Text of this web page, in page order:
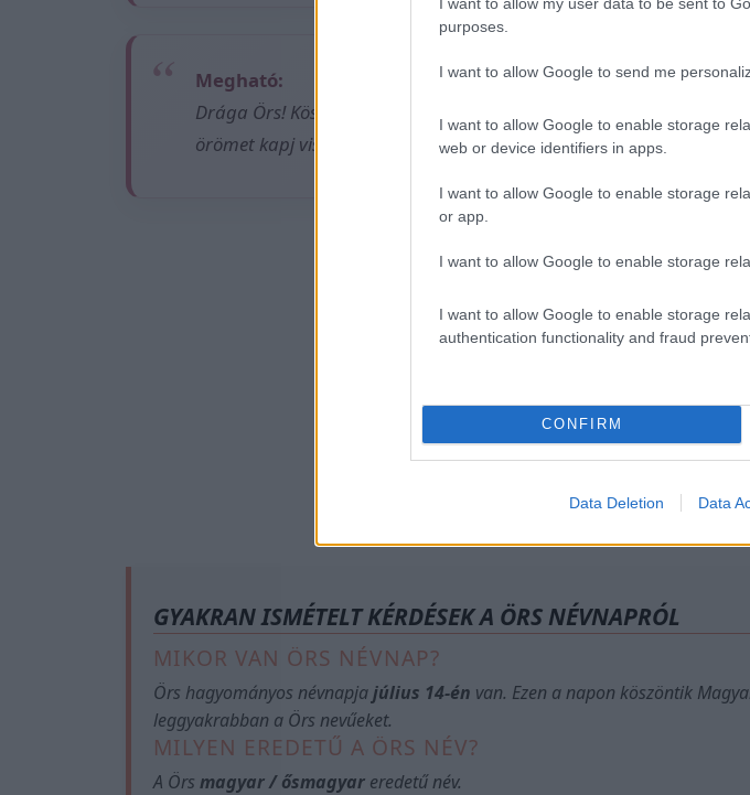
purposes.
I want to allow Google to send me
I want to allow Google to enable storage
web or device identifiers in apps.
I want to allow Google to enable storage
or app.
I want to allow Google to enable storage
I want to allow Google to enable storage
authentication functionality and fraud
CONFIRM
Data Deletion Data
Megható:
Drága Örs! Köszönöm, hogy vagy nekem. Kívánom, hogy mindig
örömet kapj vissza az élettől, amennyit te adsz másoknak. Boldog
Ez is érdekelhet
GYAKRAN ISMÉTELT KÉRDÉSEK A ÖRS NÉVNAPRÓL
MIKOR VAN ÖRS NÉVNAP?
Örs hagyományos névnapjajúlius 14-én van. Ezen a napon köszöntik
leggyakrabban a Örs nevűeket.
MILYEN EREDETŰ A ÖRS NÉV?
A Örs magyar / ősmagyar eredetű név.